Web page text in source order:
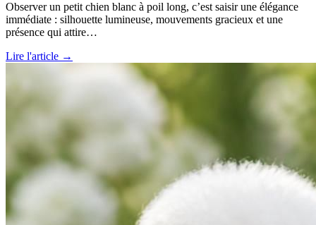
Observer un petit chien blanc à poil long, c’est saisir une élégance
immédiate : silhouette lumineuse, mouvements gracieux et une
présence qui attire…
Lire l'article →